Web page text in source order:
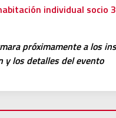
individual socio
próximamente a los
y los detalles del evento